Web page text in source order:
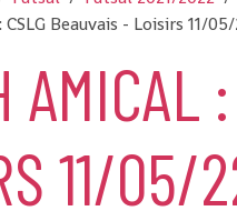
Beauvais - Loisirs 11/05/
AMICAL
11/05/